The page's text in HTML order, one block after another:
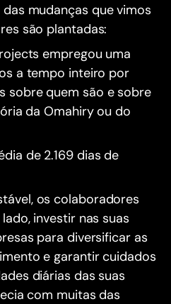
mudanças que vimos
são plantadas:
empregou uma
a tempo inteiro por
sobre quem são e sobre
da Omahiry ou do
de 2.169 dias de
os colaboradores
investir nas suas
para diversificar as
e garantir cuidados
diárias das suas
com muitas das